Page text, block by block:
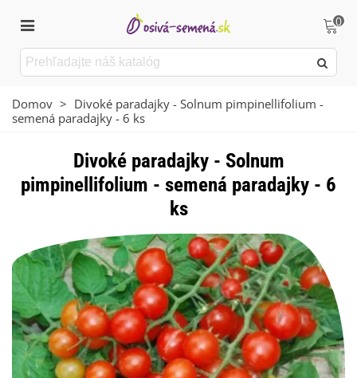
0
Domov > Divoké paradajky - Solnum pimpinellifolium -
semená paradajky - 6 ks
Divoké paradajky - Solnum
pimpinellifolium - semená paradajky - 6
ks